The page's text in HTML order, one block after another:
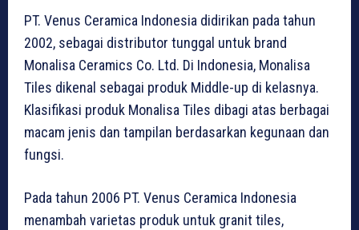
PT. Venus Ceramica Indonesia didirikan pada tahun
2002, sebagai distributor tunggal untuk brand
Monalisa Ceramics Co. Ltd. Di Indonesia, Monalisa
Tiles dikenal sebagai produk Middle-up di kelasnya.
Klasifikasi produk Monalisa Tiles dibagi atas berbagai
macam jenis dan tampilan berdasarkan kegunaan dan
fungsi.
Pada tahun 2006 PT. Venus Ceramica Indonesia
menambah varietas produk untuk granit tiles,